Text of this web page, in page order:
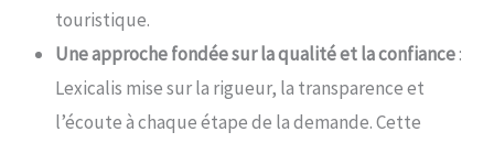
touristique.
Une approche fondée sur la qualité et la confiance:
Lexicalis mise sur la rigueur, la transparence et
l’écoute à chaque étape de la demande. Cette